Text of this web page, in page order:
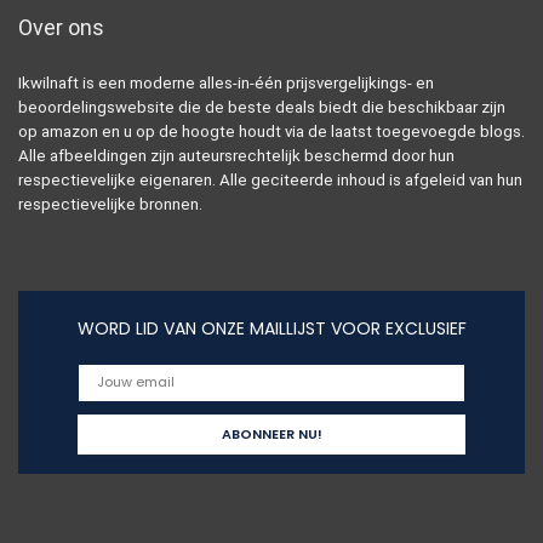
Over ons
Ikwilnaft is een moderne alles-in-één prijsvergelijkings- en
beoordelingswebsite die de beste deals biedt die beschikbaar zijn
op amazon en u op de hoogte houdt via de laatst toegevoegde blogs.
Alle afbeeldingen zijn auteursrechtelijk beschermd door hun
respectievelijke eigenaren. Alle geciteerde inhoud is afgeleid van hun
respectievelijke bronnen.
WORD LID VAN ONZE MAILLIJST VOOR EXCLUSIEF